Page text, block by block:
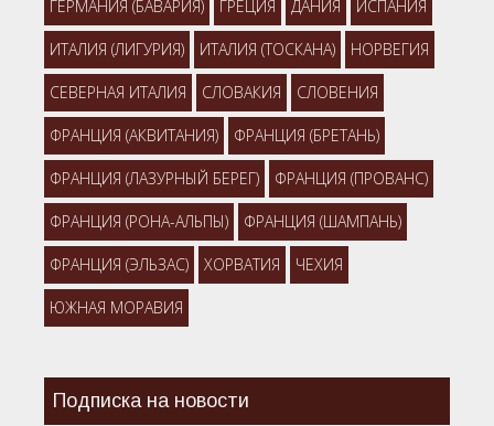
ГЕРМАНИЯ (БАВАРИЯ) ГРЕЦИЯ ДАНИЯ ИСПАНИЯ
ИТАЛИЯ (ЛИГУРИЯ) ИТАЛИЯ (ТОСКАНА) НОРВЕГИЯ
СЕВЕРНАЯ ИТАЛИЯ СЛОВАКИЯ СЛОВЕНИЯ
ФРАНЦИЯ (АКВИТАНИЯ) ФРАНЦИЯ (БРЕТАНЬ)
ФРАНЦИЯ (ЛАЗУРНЫЙ БЕРЕГ) ФРАНЦИЯ (ПРОВАНС)
ФРАНЦИЯ (РОНА-АЛЬПЫ) ФРАНЦИЯ (ШАМПАНЬ)
ФРАНЦИЯ (ЭЛЬЗАС) ХОРВАТИЯ ЧЕХИЯ
ЮЖНАЯ МОРАВИЯ
Подписка на новости